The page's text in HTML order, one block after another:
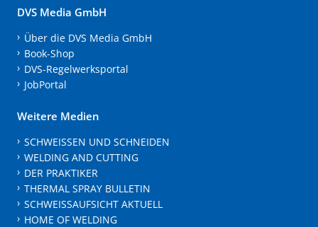
DVS Media GmbH
Über die DVS Media GmbH
Book-Shop
DVS-Regelwerksportal
JobPortal
Weitere Medien
SCHWEISSEN UND SCHNEIDEN
WELDING AND CUTTING
DER PRAKTIKER
THERMAL SPRAY BULLETIN
SCHWEISSAUFSICHT AKTUELL
HOME OF WELDING